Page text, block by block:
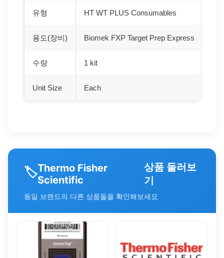
유형 HT WT PLUS Consumables
용도(장비) Biomek FXP Target Prep Express
수량 1 kit
Unit Size Each
🏷️Thermo Fisher
Scientific
상품 둘러보
기
동일 브랜드의 다른 상품들을 확인해보세요